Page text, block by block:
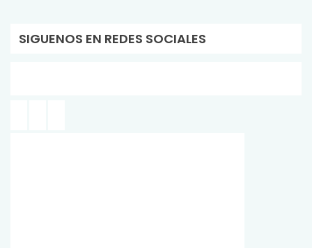
SIGUENOS EN REDES SOCIALES